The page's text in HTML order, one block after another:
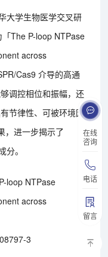
在线
咨询
电话
留言
大学生物医学交叉研
The P-loop NTPase
across
Cas9 介导的高通
调控相位和振幅，还
节律性、可被环境因
，进一步揭示了
。
loop NTPase
across
3